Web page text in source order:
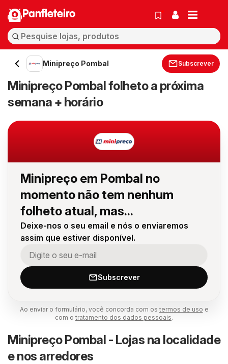
Panfleteiro
Minipreço Pombal Subscrever
Minipreço Pombal folheto a próxima
semana + horário
Minipreço em Pombal no
momento não tem nenhum
folheto atual, mas...
Deixe-nos o seu email e nós o enviaremos
assim que estiver disponível.
Subscrever
Ao enviar o formulário, você concorda com os termos de uso e
com o tratamento dos dados pessoais.
Minipreço Pombal - Lojas na localidade
e nos arredores